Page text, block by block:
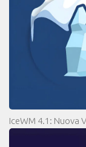
IceWM 4.1: Nuova